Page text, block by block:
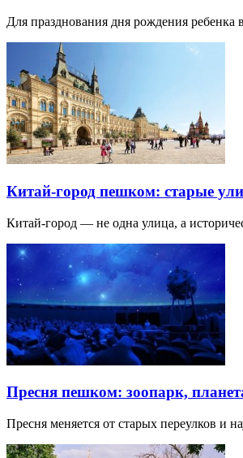
Для празднования дня рождения
Китай-город пешком: старые
Китай-город — не одна улица, а
Пресня пешком: зоопарк,
Пресня меняется от старых переулков и